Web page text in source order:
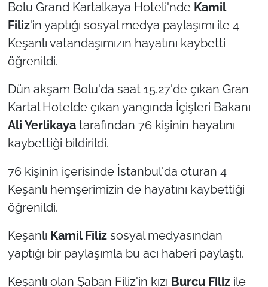
Bolu Grand Kartalkaya Hoteli'ndeKamil
Filiz'in yaptığı sosyal medya paylaşımı ile 4
Keşanlı vatandaşımızın hayatını kaybetti
öğrenildi.
Dün akşam Bolu'da saat 15.27'de çıkan Gran
Kartal Hotelde çıkan yangında İçişleri Bakanı
Ali Yerlikayatarafından 76 kişinin hayatını
kaybettiği bildirildi.
76 kişinin içerisinde İstanbul'da oturan 4
Keşanlı hemşerimizin de hayatını kaybettiği
öğrenildi.
Keşanlı Kamil Filizsosyal medyasından
yaptığı bir paylaşımla bu acı haberi paylaştı.
Keşanlı olan Şaban Filiz'in kızı Burcu Filizile
EDİRNE
TEKİRDAĞ
KIRKLARELİ
ÇANAKKALE
TÜRKİYE
Bölge
Güvenlik
Politika